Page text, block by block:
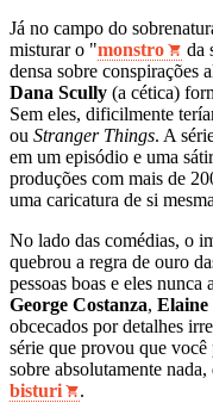
Já no campo do
misturar o "monstro
da
densa sobre conspirações
Dana Scully (a cética)
Sem eles, dificilmente
ou Stranger Things. A
em um episódio e uma
produções com mais de
uma caricatura de si
No lado das comédias, o
quebrou a regra de ouro
pessoas boas e eles
George Costanza, Elaine
obcecados por detalhes
série que provou que
sobre absolutamente
bisturi
.